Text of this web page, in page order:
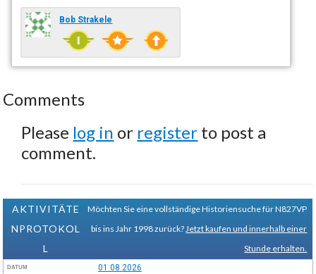
Bob Strakele
Comments
Please log in or register to post a
comment.
AKTIVITÄTE
NPROTOKOL
L
Möchten Sie eine vollständige Historiensuche für N827VP
bis ins Jahr 1998 zurück?Jetzt kaufen und innerhalb einer
Stunde erhalten.
DATUM 01.08.2026